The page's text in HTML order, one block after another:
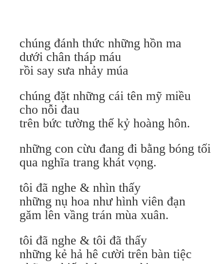
chúng đánh thức những hồn ma
dưới chân tháp máu
rồi say sưa nhảy múa
chúng đặt những cái tên mỹ miều
cho nỗi đau
trên bức tường thế kỷ hoàng hôn.
những con cừu đang đi bằng bóng tối
qua nghĩa trang khát vọng.
tôi đã nghe & nhìn thấy
những nụ hoa như hình viên đạn
găm lên vầng trán mùa xuân.
tôi đã nghe & tôi đã thấy
những kẻ hả hê cười trên bàn tiệc